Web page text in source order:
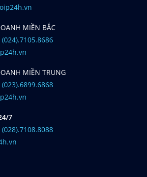
MIỀN BẮC
(024).7105.8686
MIỀN TRUNG
(023).6899.6868
7
(028).7108.8088